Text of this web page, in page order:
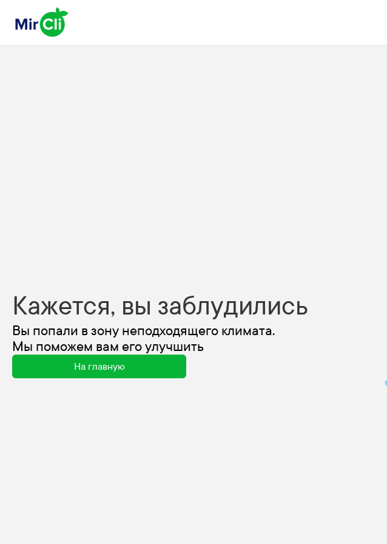
Кажется, вы заблудились
Вы попали в зону неподходящего климата.
Мы поможем вам его улучшить
На главную